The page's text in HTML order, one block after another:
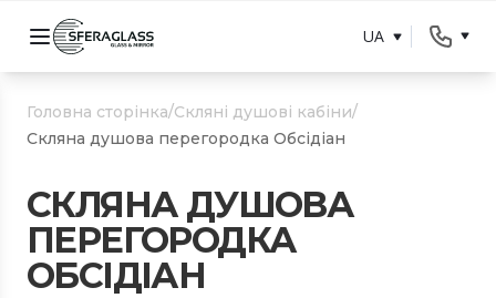
UA
Головна сторінка/Скляні душові кабіни/
Скляна душова перегородка Обсідіан
СКЛЯНА ДУШОВА
ПЕРЕГОРОДКА
ОБСІДІАН